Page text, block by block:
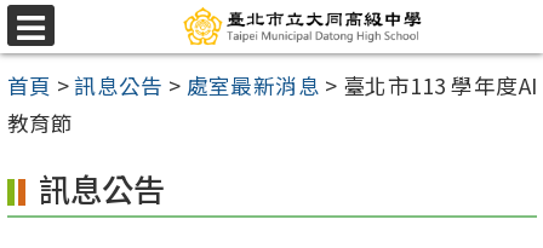
跳
至
主
要
容
選
單
首頁 >訊息公告 > 處室最新消息 > 臺北市113 學年度AI
教育節
訊息公告